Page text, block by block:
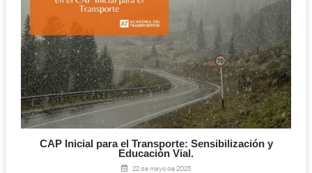
Las principales asociaciones de transporte y
España alertan de las graves consecuencias
el CAP online
Leer más